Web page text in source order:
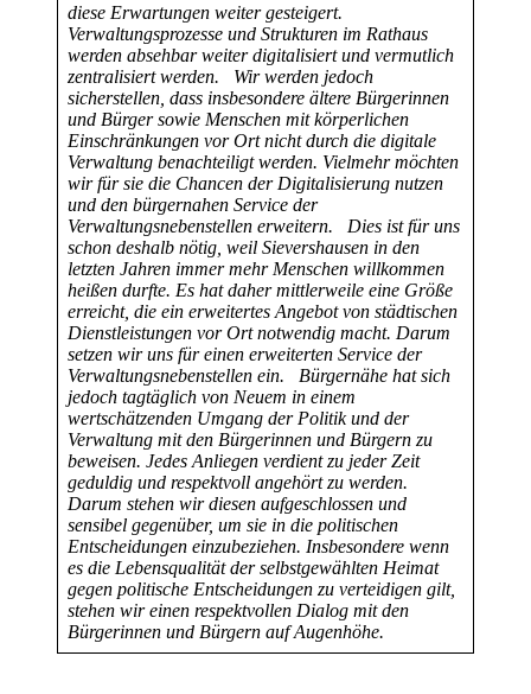
diese Erwartungen weiter gesteigert.
Verwaltungsprozesse und Strukturen im Rathaus
werden absehbar weiter digitalisiert und vermutlich
zentralisiert werden.
Wir werden jedoch
sicherstellen, dass insbesondere ältere Bürgerinnen
und Bürger sowie Menschen mit körperlichen
Einschränkungen vor Ort nicht durch die digitale
Verwaltung benachteiligt werden. Vielmehr möchten
wir für sie die Chancen der Digitalisierung nutzen
und den bürgernahen Service der
Verwaltungsnebenstellen erweitern.
Dies ist für uns
schon deshalb nötig, weil Sievershausen in den
letzten Jahren immer mehr Menschen willkommen
heißen durfte. Es hat daher mittlerweile eine Größe
erreicht, die ein erweitertes Angebot von städtischen
Dienstleistungen vor Ort notwendig macht. Darum
setzen wir uns für einen erweiterten Service der
Verwaltungsnebenstellen ein.
Bürgernähe hat sich
jedoch tagtäglich von Neuem in einem
wertschätzenden Umgang der Politik und der
Verwaltung mit den Bürgerinnen und Bürgern zu
beweisen. Jedes Anliegen verdient zu jeder Zeit
geduldig und respektvoll angehört zu werden.
Darum stehen wir diesen aufgeschlossen und
sensibel gegenüber, um sie in die politischen
Entscheidungen einzubeziehen. Insbesondere wenn
es die Lebensqualität der selbstgewählten Heimat
gegen politische Entscheidungen zu verteidigen gilt,
stehen wir einen respektvollen Dialog mit den
Bürgerinnen und Bürgern auf Augenhöhe.